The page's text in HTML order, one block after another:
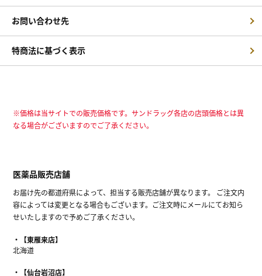
お問い合わせ先
特商法に基づく表示
※価格は当サイトでの販売価格です。サンドラッグ各店の店頭価格とは異
なる場合がございますのでご了承ください。
医薬品販売店舗
お届け先の都道府県によって、担当する販売店舗が異なります。 ご注文内
容によっては変更となる場合もございます。ご注文時にメールにてお知ら
せいたしますので予めご了承ください。
【東雁来店】
北海道
【仙台岩沼店】